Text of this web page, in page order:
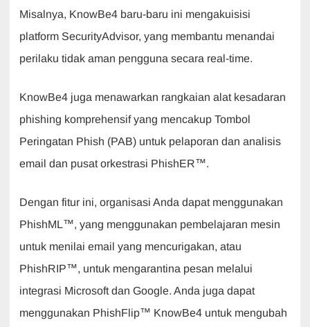
Misalnya, KnowBe4 baru-baru ini mengakuisisi
platform SecurityAdvisor, yang membantu menandai
perilaku tidak aman pengguna secara real-time.
KnowBe4 juga menawarkan rangkaian alat kesadaran
phishing komprehensif yang mencakup Tombol
Peringatan Phish (PAB) untuk pelaporan dan analisis
email dan pusat orkestrasi PhishER™.
Dengan fitur ini, organisasi Anda dapat menggunakan
PhishML™, yang menggunakan pembelajaran mesin
untuk menilai email yang mencurigakan, atau
PhishRIP™, untuk mengarantina pesan melalui
integrasi Microsoft dan Google. Anda juga dapat
menggunakan PhishFlip™ KnowBe4 untuk mengubah